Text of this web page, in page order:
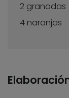
2 granadas
4 naranjas